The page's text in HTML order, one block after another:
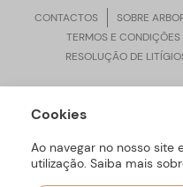
CONTACTOS SOBRE
TERMOS E CONDIÇÕES
RESOLUÇÃO DE
ARBORETTO © Todos os
Cookies
Ao navegar no nosso site
utilização. Saiba mais